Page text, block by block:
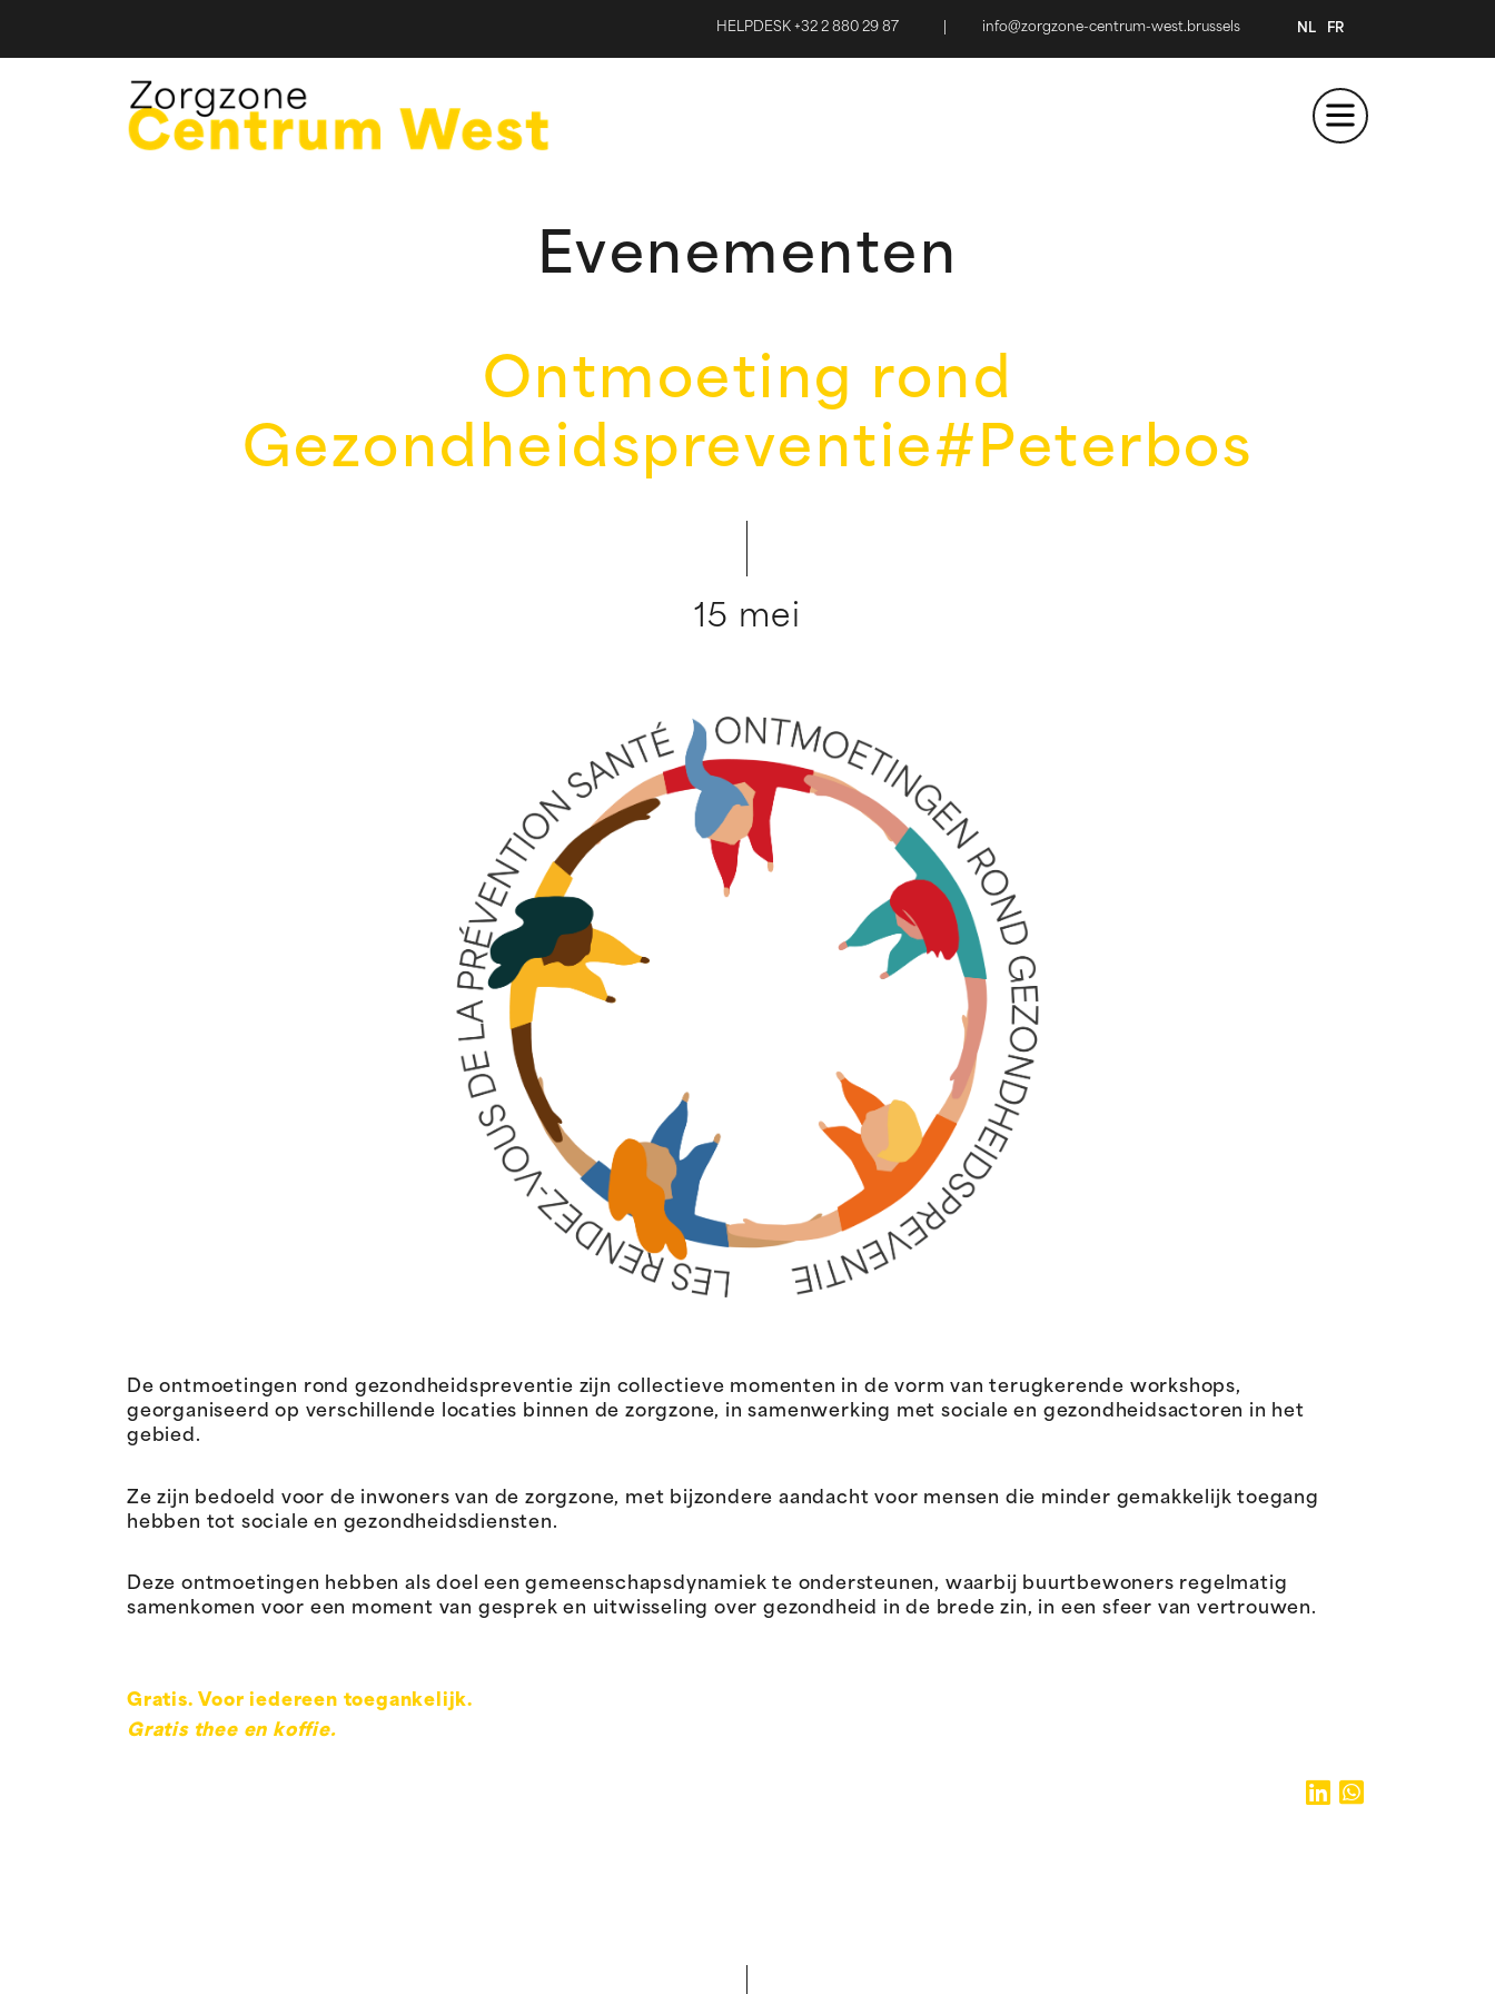
HELPDESK +32 2 880 29 87 info@zorgzone-centrum-west.brussels NL FR
Evenementen
Ontmoeting rond
Gezondheidspreventie#Peterbos
15 mei
De ontmoetingen rond gezondheidspreventie zijn collectieve momenten in de vorm van terugkerende workshops,
georganiseerd op verschillende locaties binnen de zorgzone, in samenwerking met sociale en gezondheidsactoren in het
gebied.
Ze zijn bedoeld voor de inwoners van de zorgzone, met bijzondere aandacht voor mensen die minder gemakkelijk toegang
hebben tot sociale en gezondheidsdiensten.
Deze ontmoetingen hebben als doel een gemeenschapsdynamiek te ondersteunen, waarbij buurtbewoners regelmatig
samenkomen voor een moment van gesprek en uitwisseling over gezondheid in de brede zin, in een sfeer van vertrouwen.
Gratis. Voor iedereen toegankelijk.
Gratis thee en koffie.